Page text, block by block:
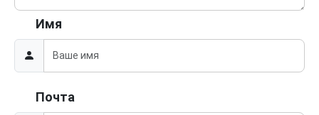
Имя
Почта